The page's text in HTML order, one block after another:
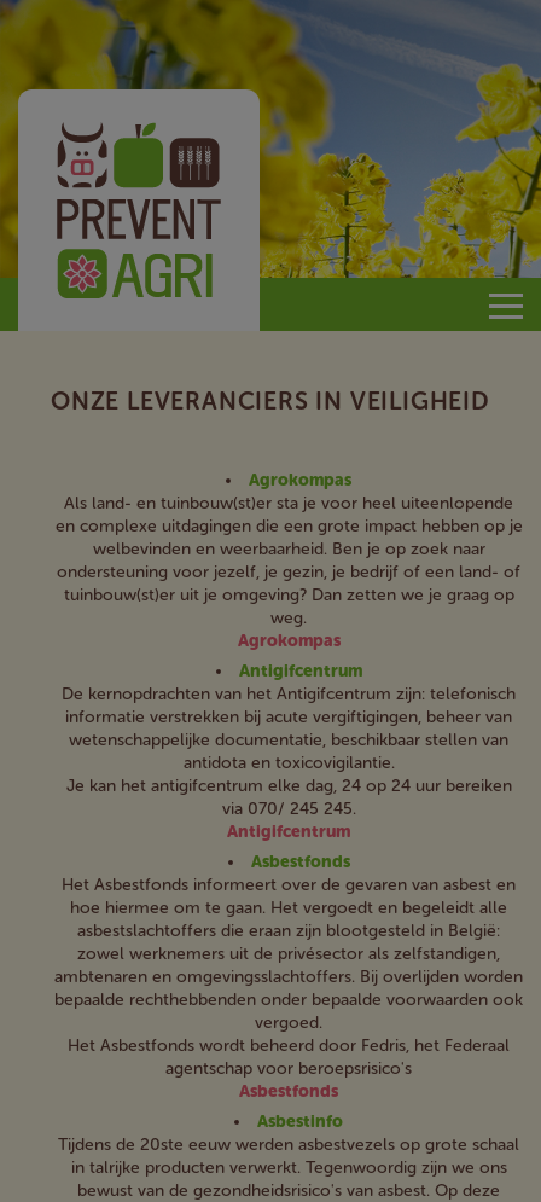
Prevent
ONZE LEVERANCIERS IN VEILIGHEID
Agrokompas
Als land- en tuinbouw(st)er sta je voor heel uiteenlopende
en complexe uitdagingen die een grote impact hebben op je
welbevinden en weerbaarheid. Ben je op zoek naar
ondersteuning voor jezelf, je gezin, je bedrijf of een land- of
tuinbouw(st)er uit je omgeving? Dan zetten we je graag op
weg.
Agrokompas
Antigifcentrum
De kernopdrachten van het Antigifcentrum zijn: telefonisch
informatie verstrekken bij acute vergiftigingen, beheer van
wetenschappelijke documentatie, beschikbaar stellen van
antidota en toxicovigilantie.
Je kan het antigifcentrum elke dag, 24 op 24 uur bereiken
via 070/ 245 245.
Antigifcentrum
Asbestfonds
Het Asbestfonds informeert over de gevaren van asbest en
hoe hiermee om te gaan. Het vergoedt en begeleidt alle
asbestslachtoffers die eraan zijn blootgesteld in België:
zowel werknemers uit de privésector als zelfstandigen,
ambtenaren en omgevingsslachtoffers. Bij overlijden worden
bepaalde rechthebbenden onder bepaalde voorwaarden ook
vergoed.
Het Asbestfonds wordt beheerd door Fedris, het Federaal
agentschap voor beroepsrisico's
Asbestfonds
Asbestinfo
Tijdens de 20ste eeuw werden asbestvezels op grote schaal
in talrijke producten verwerkt. Tegenwoordig zijn we ons
bewust van de gezondheidsrisico's van asbest. Op deze